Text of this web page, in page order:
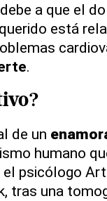
a que el
está
.
?
de un
humano
psicólogo
tras una